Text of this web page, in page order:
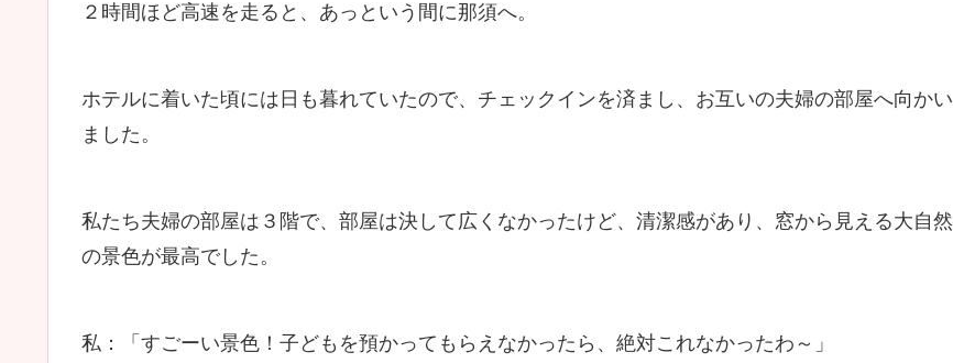
２時間ほど高速を走ると、あっという間に那須へ。
ホテルに着いた頃には日も暮れていたので、チェックインを済まし、お互いの夫婦の部屋へ向かい
ました。
私たち夫婦の部屋は３階で、部屋は決して広くなかったけど、清潔感があり、窓から見える大自然
の景色が最高でした。
私：「すごーい景色！子どもを預かってもらえなかったら、絶対これなかったわ～」